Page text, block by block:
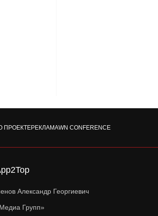
ПРОЕКТЕРЕКЛАМАWN CONFERENCE
Александр Георгиевич
Групп»